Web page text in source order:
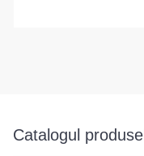
Catalogul